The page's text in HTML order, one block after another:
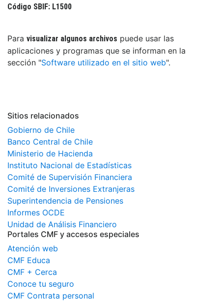
Código SBIF: L1500
Para visualizar algunos archivos puede usar las
aplicaciones y programas que se informan en la
sección "Software utilizado en el sitio web".
Sitios relacionados
Gobierno de Chile
Banco Central de Chile
Ministerio de Hacienda
Instituto Nacional de Estadísticas
Comité de Supervisión Financiera
Comité de Inversiones Extranjeras
Superintendencia de Pensiones
Informes OCDE
Unidad de Análisis Financiero
Portales CMF y accesos especiales
Atención web
CMF Educa
CMF + Cerca
Conoce tu seguro
CMF Contrata personal